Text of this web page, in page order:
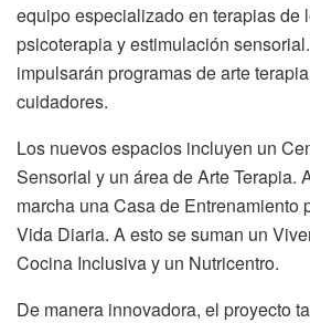
equipo especializado en terapias de
psicoterapia y estimulación
impulsarán programas de arte
cuidadores.
Los nuevos espacios incluyen un
Sensorial y un área de Arte Terapia.
marcha una Casa de Entrenamiento
Vida Diaria. A esto se suman un
Cocina Inclusiva y un Nutricentro.
De manera innovadora, el proyecto